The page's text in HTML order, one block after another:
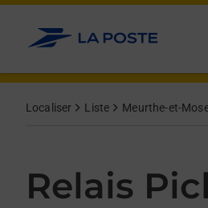
Allez au contenu
Localiser Liste Meurthe-et-
Relais
Day of the WeekHours
Get directions to Relais Pickup at 2
lien s'ouvre dans un nouvel